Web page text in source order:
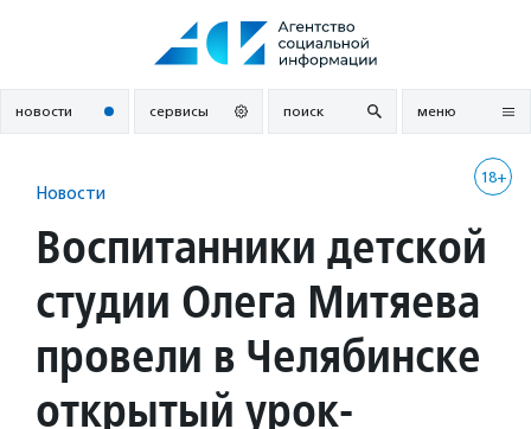
новости сервисы поиск меню
18+
Новости
Воспитанники детской
студии Олега Митяева
провели в Челябинске
открытый урок-